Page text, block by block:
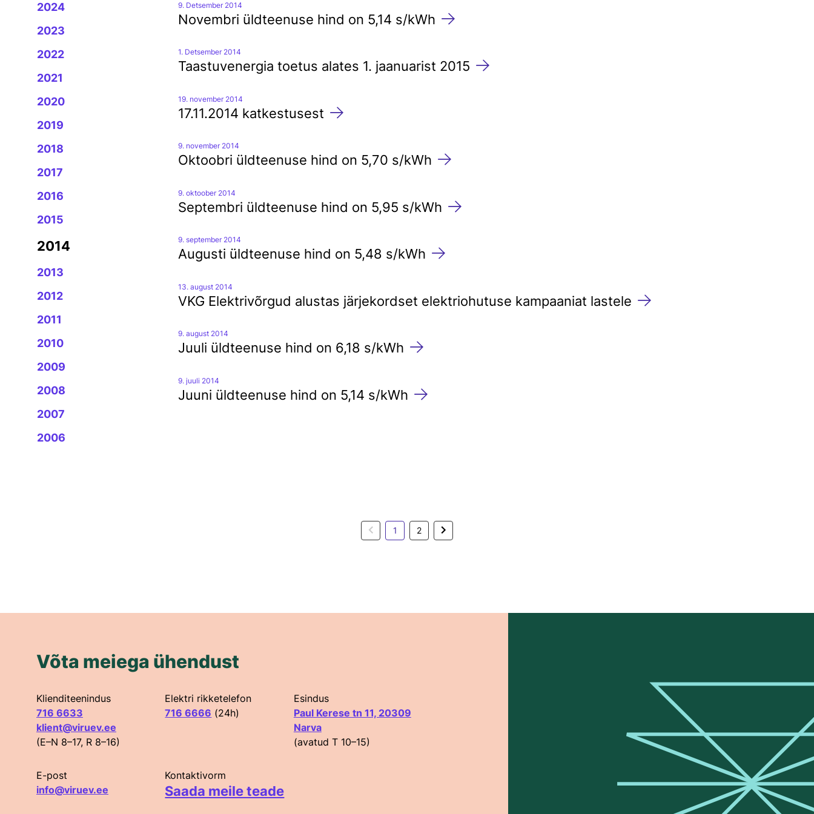
2024
2023
2022
2021
2020
2019
2018
2017
2016
2015
2014
2013
2012
2011
2010
2009
2008
2007
2006
9. Detsember 2014
Novembri üldteenuse hind on 5,14 s/kWh
1. Detsember 2014
Taastuvenergia toetus alates 1. jaanuarist 2015
19. november 2014
17.11.2014 katkestusest
9. november 2014
Oktoobri üldteenuse hind on 5,70 s/kWh
9. oktoober 2014
Septembri üldteenuse hind on 5,95 s/kWh
9. september 2014
Augusti üldteenuse hind on 5,48 s/kWh
13. august 2014
VKG Elektrivõrgud alustas järjekordset elektriohutuse kampaaniat lastele
9. august 2014
Juuli üldteenuse hind on 6,18 s/kWh
9. juuli 2014
Juuni üldteenuse hind on 5,14 s/kWh
Previous
1 2
Võta meiega ühendust
Klienditeenindus
716 6633
klient@viruev.ee
(E–N 8–17, R 8–16)
Elektri rikketelefon
716 6666 (24h)
Esindus
Paul Kerese tn 11, 20309
Narva
(avatud T 10–15)
E-post
info@viruev.ee
Kontaktivorm
Saada meile teade